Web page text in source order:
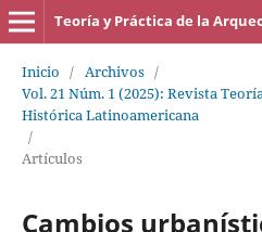
Inicio / Archivos /
Vol. 21 Núm. 1 (2025): Revista
Histórica Latinoamericana
/
Artículos
Cambios